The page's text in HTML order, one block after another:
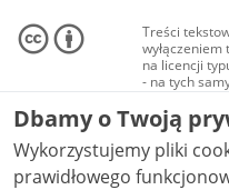
Treści
na licencji
- na tych
Materiały
audio i
Creative
NC-ND 4.0),
Dbamy o Twoją
Wykorzystujemy pliki
prawidłowego